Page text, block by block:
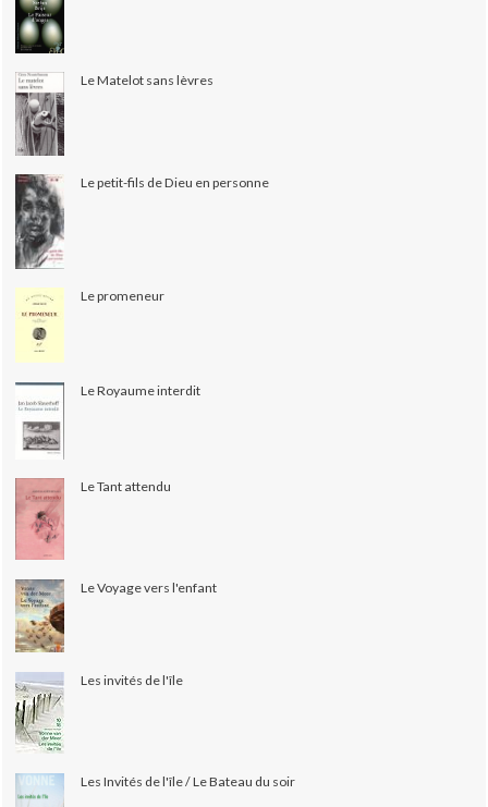
Le Matelot sans lèvres
Le petit-fils de Dieu en personne
Le promeneur
Le Royaume interdit
Le Tant attendu
Le Voyage vers l'enfant
Les invités de l'île
Les Invités de l'île / Le Bateau du soir